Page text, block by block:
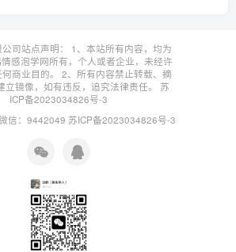
司站点声明： 1、本站所有内容，均为
感泡学网所有，个人或者企业，未经许
商业目的。 2、所有内容禁止转载、摘
立镜像，如有违反，追究法律责任。 苏
ICP备2023034826号-3
信：9442049 苏ICP备2023034826号-3